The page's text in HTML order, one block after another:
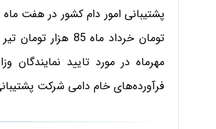
مهرماه در مورد تایید
فرآورده‌های خام دامی شرکت